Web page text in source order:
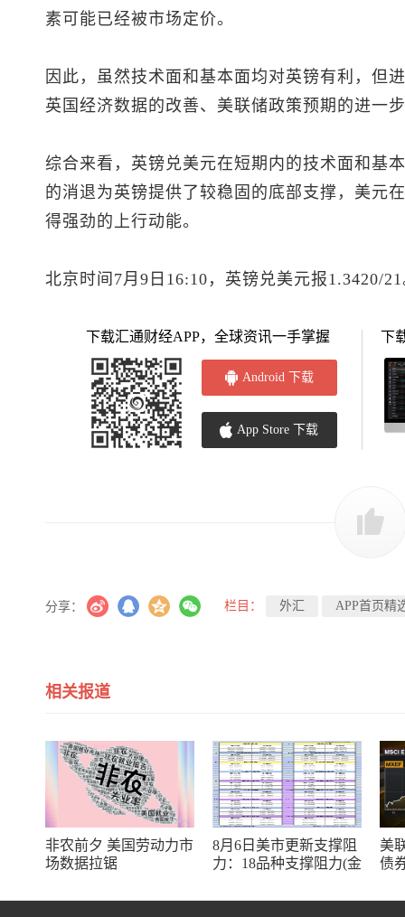
素可能已经被市场定价。
因此，虽然技术面和基本面均对英镑有利，
英国经济数据的改善、美联储政策预期的进一
综合来看， 英镑兑美元在短期内的技术面和基
的消退为英镑提供了较稳固的底部支撑，美元
得强劲的上行动能。
北京时间7月9日16:10， 英镑兑美元报1.3420/
下载汇通财经APP，全球资讯一手掌握
Android 下载
App Store 下载
下
分享： 栏目： 外汇 APP首页精
相关报道
非农前夕 美国劳动力市
场数据拉锯
8月6日美市更新支撑阻
力：18品种支撑阻力(金
十大货币对)
美
债